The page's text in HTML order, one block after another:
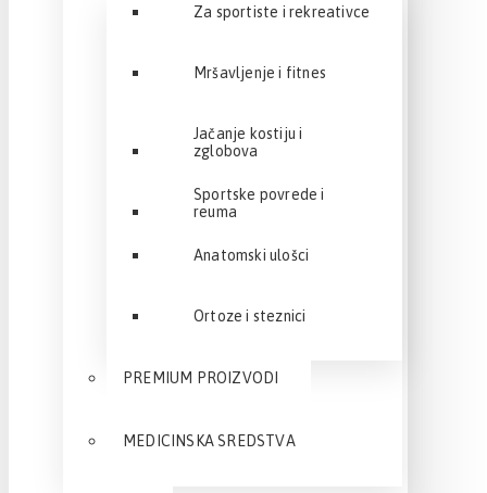
Za sportiste i rekreativce
Mršavljenje i fitnes
Jačanje kostiju i
zglobova
Sportske povrede i
reuma
Anatomski ulošci
Ortoze i steznici
PREMIUM PROIZVODI
MEDICINSKA SREDSTVA